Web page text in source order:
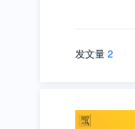
发文量 2